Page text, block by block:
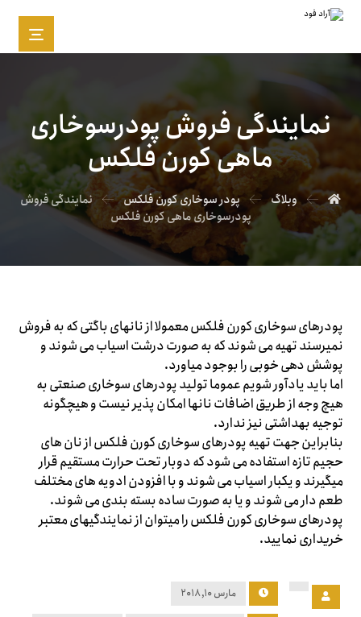
نمایندگی فروش پودرسوخاری
ماهی کورن فلکس
وبلاگ پودر سوخاری کورن فلکس
نمایندگی فروش
پودرسوخاری ماهی کورن فلکس
پودرهای سوخاری کورن فلکس معمولا از نانهای باگتی که به فروش
نمیرسند تهیه می شوند که به صورت درشت اسیاب می شوند و
پوشش دهی خوبی را بوجود میاورد.
اما باید یادآور شویم عموما تولید پودرهای سوخاری صنعتی به
هیچ وجه از طریق اضافات نانها امکان پذیر نیست و هیچگونه
توجیه بهداشتی نیز ندارد.
بنابراین جهت تهیه پودرهای سوخاری کورن فلکس از نان های
حجیم تازه استفاده می شود که دوبار تحت حرارت مستقیم قرار
میگیرند و یکبار اسیاب می شوند و با افزودن ادویه های مختلف
طعم دار می شوند و یا به صورت ساده بسته بندی می شوند.
پودرهای سوخاری کورن فلکس را میتوان از نمایندگیهای معتبر
خریداری نمایید.
مارس ۱۰, ۲۰۱۸